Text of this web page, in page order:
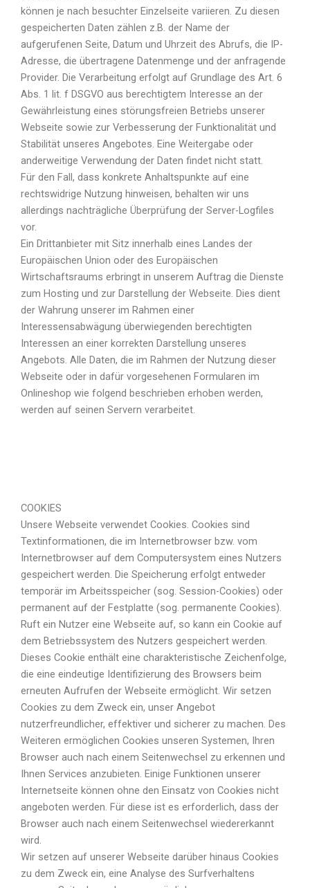
können je nach besuchter Einzelseite variieren. Zu diesen
gespeicherten Daten zählen z.B. der Name der
aufgerufenen Seite, Datum und Uhrzeit des Abrufs, die IP-
Adresse, die übertragene Datenmenge und der anfragende
Provider. Die Verarbeitung erfolgt auf Grundlage des Art. 6
Abs. 1 lit. f DSGVO aus berechtigtem Interesse an der
Gewährleistung eines störungsfreien Betriebs unserer
Webseite sowie zur Verbesserung der Funktionalität und
Stabilität unseres Angebotes. Eine Weitergabe oder
anderweitige Verwendung der Daten findet nicht statt.
Für den Fall, dass konkrete Anhaltspunkte auf eine
rechtswidrige Nutzung hinweisen, behalten wir uns
allerdings nachträgliche Überprüfung der Server-Logfiles
vor.
Ein Drittanbieter mit Sitz innerhalb eines Landes der
Europäischen Union oder des Europäischen
Wirtschaftsraums erbringt in unserem Auftrag die Dienste
zum Hosting und zur Darstellung der Webseite. Dies dient
der Wahrung unserer im Rahmen einer
Interessensabwägung überwiegenden berechtigten
Interessen an einer korrekten Darstellung unseres
Angebots. Alle Daten, die im Rahmen der Nutzung dieser
Webseite oder in dafür vorgesehenen Formularen im
Onlineshop wie folgend beschrieben erhoben werden,
werden auf seinen Servern verarbeitet.
COOKIES
Unsere Webseite verwendet Cookies. Cookies sind
Textinformationen, die im Internetbrowser bzw. vom
Internetbrowser auf dem Computersystem eines Nutzers
gespeichert werden. Die Speicherung erfolgt entweder
temporär im Arbeitsspeicher (sog. Session-Cookies) oder
permanent auf der Festplatte (sog. permanente Cookies).
Ruft ein Nutzer eine Webseite auf, so kann ein Cookie auf
dem Betriebssystem des Nutzers gespeichert werden.
Dieses Cookie enthält eine charakteristische Zeichenfolge,
die eine eindeutige Identifizierung des Browsers beim
erneuten Aufrufen der Webseite ermöglicht. Wir setzen
Cookies zu dem Zweck ein, unser Angebot
nutzerfreundlicher, effektiver und sicherer zu machen. Des
Weiteren ermöglichen Cookies unseren Systemen, Ihren
Browser auch nach einem Seitenwechsel zu erkennen und
Ihnen Services anzubieten. Einige Funktionen unserer
Internetseite können ohne den Einsatz von Cookies nicht
angeboten werden. Für diese ist es erforderlich, dass der
Browser auch nach einem Seitenwechsel wiedererkannt
wird.
Wir setzen auf unserer Webseite darüber hinaus Cookies
zu dem Zweck ein, eine Analyse des Surfverhaltens